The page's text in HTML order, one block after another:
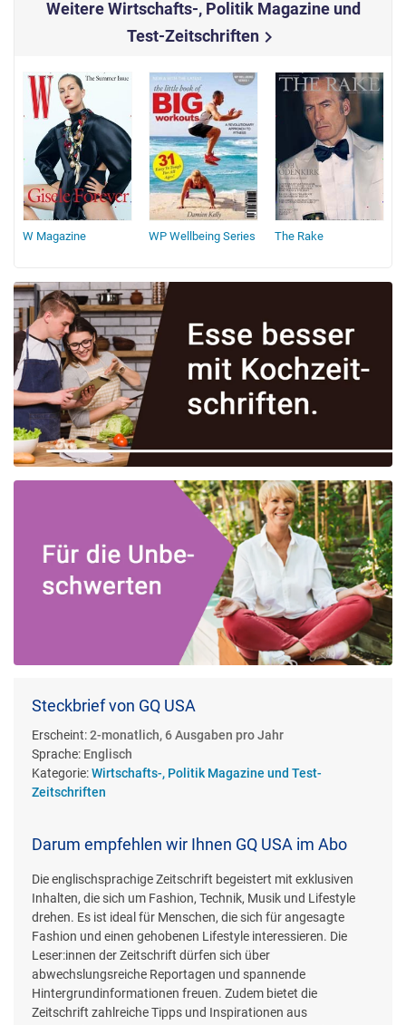
Weitere Wirtschafts-, Politik Magazine und
Test-Zeitschriftenchevron_right
W Magazine WP Wellbeing Series The Rake
Steckbrief von GQ USA
Erscheint:2-monatlich, 6 Ausgaben pro Jahr
Sprache: Englisch
Kategorie:Wirtschafts-, Politik Magazine und Test-
Zeitschriften
Darum empfehlen wir Ihnen GQ USA im Abo
Die englischsprachige Zeitschrift begeistert mit exklusiven
Inhalten, die sich um Fashion, Technik, Musik und Lifestyle
drehen. Es ist ideal für Menschen, die sich für angesagte
Fashion und einen gehobenen Lifestyle interessieren. Die
Leser:innen der Zeitschrift dürfen sich über
abwechslungsreiche Reportagen und spannende
Hintergrundinformationen freuen. Zudem bietet die
Zeitschrift zahlreiche Tipps und Inspirationen aus